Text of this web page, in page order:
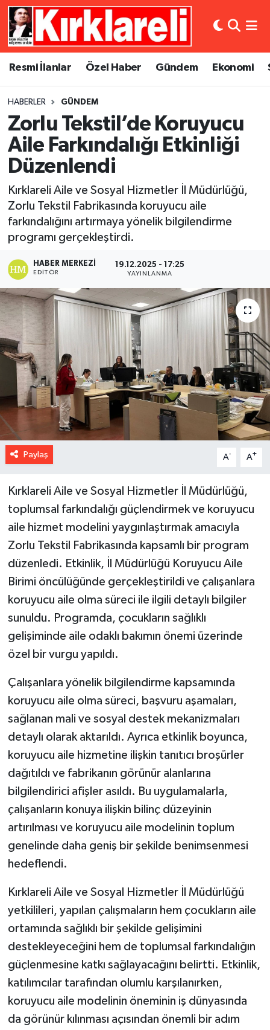
Resmi İlanlar Özel Haber Gündem Ekonomi
HABERLER GÜNDEM
Zorlu Tekstil’de Koruyucu
Aile Farkındalığı Etkinliği
Düzenlendi
Kırklareli Aile ve Sosyal Hizmetler İl Müdürlüğü,
Zorlu Tekstil Fabrikasında koruyucu aile
farkındalığını artırmaya yönelik bilgilendirme
programı gerçekleştirdi.
HABER MERKEZI
EDITÖR
19.12.2025 - 17:25
YAYINLANMA
Paylaş A- A+
Kırklareli Aile ve Sosyal Hizmetler İl Müdürlüğü,
toplumsal farkındalığı güçlendirmek ve koruyucu
aile hizmet modelini yaygınlaştırmak amacıyla
Zorlu Tekstil Fabrikasında kapsamlı bir program
düzenledi. Etkinlik, İl Müdürlüğü Koruyucu Aile
Birimi öncülüğünde gerçekleştirildi ve çalışanlara
koruyucu aile olma süreci ile ilgili detaylı bilgiler
sunuldu. Programda, çocukların sağlıklı
gelişiminde aile odaklı bakımın önemi üzerinde
özel bir vurgu yapıldı.
Çalışanlara yönelik bilgilendirme kapsamında
koruyucu aile olma süreci, başvuru aşamaları,
sağlanan mali ve sosyal destek mekanizmaları
detaylı olarak aktarıldı. Ayrıca etkinlik boyunca,
koruyucu aile hizmetine ilişkin tanıtıcı broşürler
dağıtıldı ve fabrikanın görünür alanlarına
bilgilendirici afişler asıldı. Bu uygulamalarla,
çalışanların konuya ilişkin bilinç düzeyinin
artırılması ve koruyucu aile modelinin toplum
genelinde daha geniş bir şekilde benimsenmesi
hedeflendi.
Kırklareli Aile ve Sosyal Hizmetler İl Müdürlüğü
yetkilileri, yapılan çalışmaların hem çocukların aile
ortamında sağlıklı bir şekilde gelişimini
destekleyeceğini hem de toplumsal farkındalığın
güçlenmesine katkı sağlayacağını belirtti. Etkinlik,
katılımcılar tarafından olumlu karşılanırken,
koruyucu aile modelinin öneminin iş dünyasında
da görünür kılınması açısından önemli bir adım
Resmi İlanlar
Gündem
Ekonomi
Siyaset
Spor
Asayiş
Dünya
Eğitim
Kültür Sanat
Magazin
Medya
Sağlık
Künye
Gizlilik Sözleşmesi
Merkez Nöbetçi Eczaneler
Merkez Trafik Yoğunluk Haritası
Süper Lig Puan Durumu ve Fikstür
Tüm Manşetler
Son Dakika Haberleri
Haber Arşivi